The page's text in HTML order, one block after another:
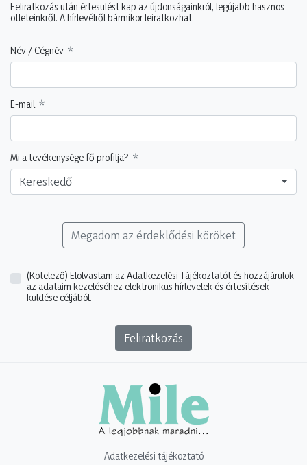
Feliratkozás után értesülést kap az újdonságainkról, legújabb hasznos
ötleteinkről. A hírlevélről bármikor leiratkozhat.
Név / Cégnév
E-mail
Mi a tevékenysége fő profilja?
Kereskedő
Megadom az érdeklődési köröket
(Kötelező) Elolvastam az Adatkezelési Tájékoztatót és hozzájárulok
az adataim kezeléséhez elektronikus hírlevelek és értesítések
küldése céljából.
Feliratkozás
Adatkezelési tájékoztató